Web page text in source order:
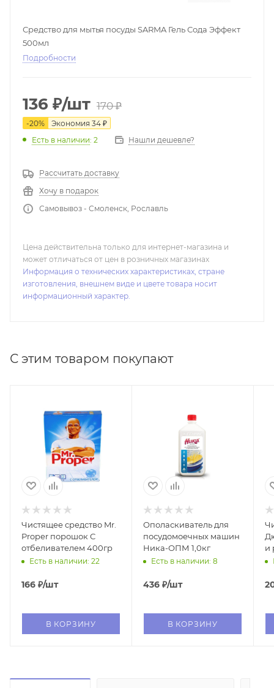
Средство для мытья посуды SARMA Гель Сода Эффект
500мл
Подробности
136 ₽/шт 170₽
-20% Экономия 34 ₽
Есть в наличии: 2 Нашли дешевле?
Рассчитать доставку
Хочу в подарок
Самовывоз - Смоленск, Рославль
Цена действительна только для интернет-магазина и
может отличаться от цен в розничных магазинах
Информация о технических характеристиках, стране
изготовления, внешнем виде и цвете товара носит
информационный характер.
С этим товаром покупают
Чистящее средство Mr.
Proper порошок С
отбеливателем 400гр
Есть в наличии: 22
166 ₽/шт
В КОРЗИНУ
Ополаскиватель для
посудомоечных машин
Ника-ОПМ 1,0кг
Есть в наличии: 8
436 ₽/шт
В КОРЗИНУ
и